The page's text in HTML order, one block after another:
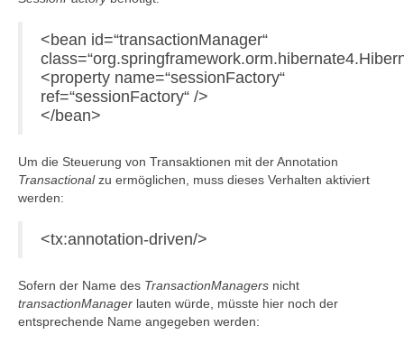
<bean id=“transactionManager“
<property name=“sessionFactory“
ref=“sessionFactory“ />
</bean>
Um die Steuerung von Transaktionen mit der Annotation
Transactionalzu ermöglichen, muss dieses Verhalten aktiviert
werden:
<tx:annotation-driven/>
Sofern der Name des TransactionManagers nicht
transactionManager lauten würde, müsste hier noch der
entsprechende Name angegeben werden: